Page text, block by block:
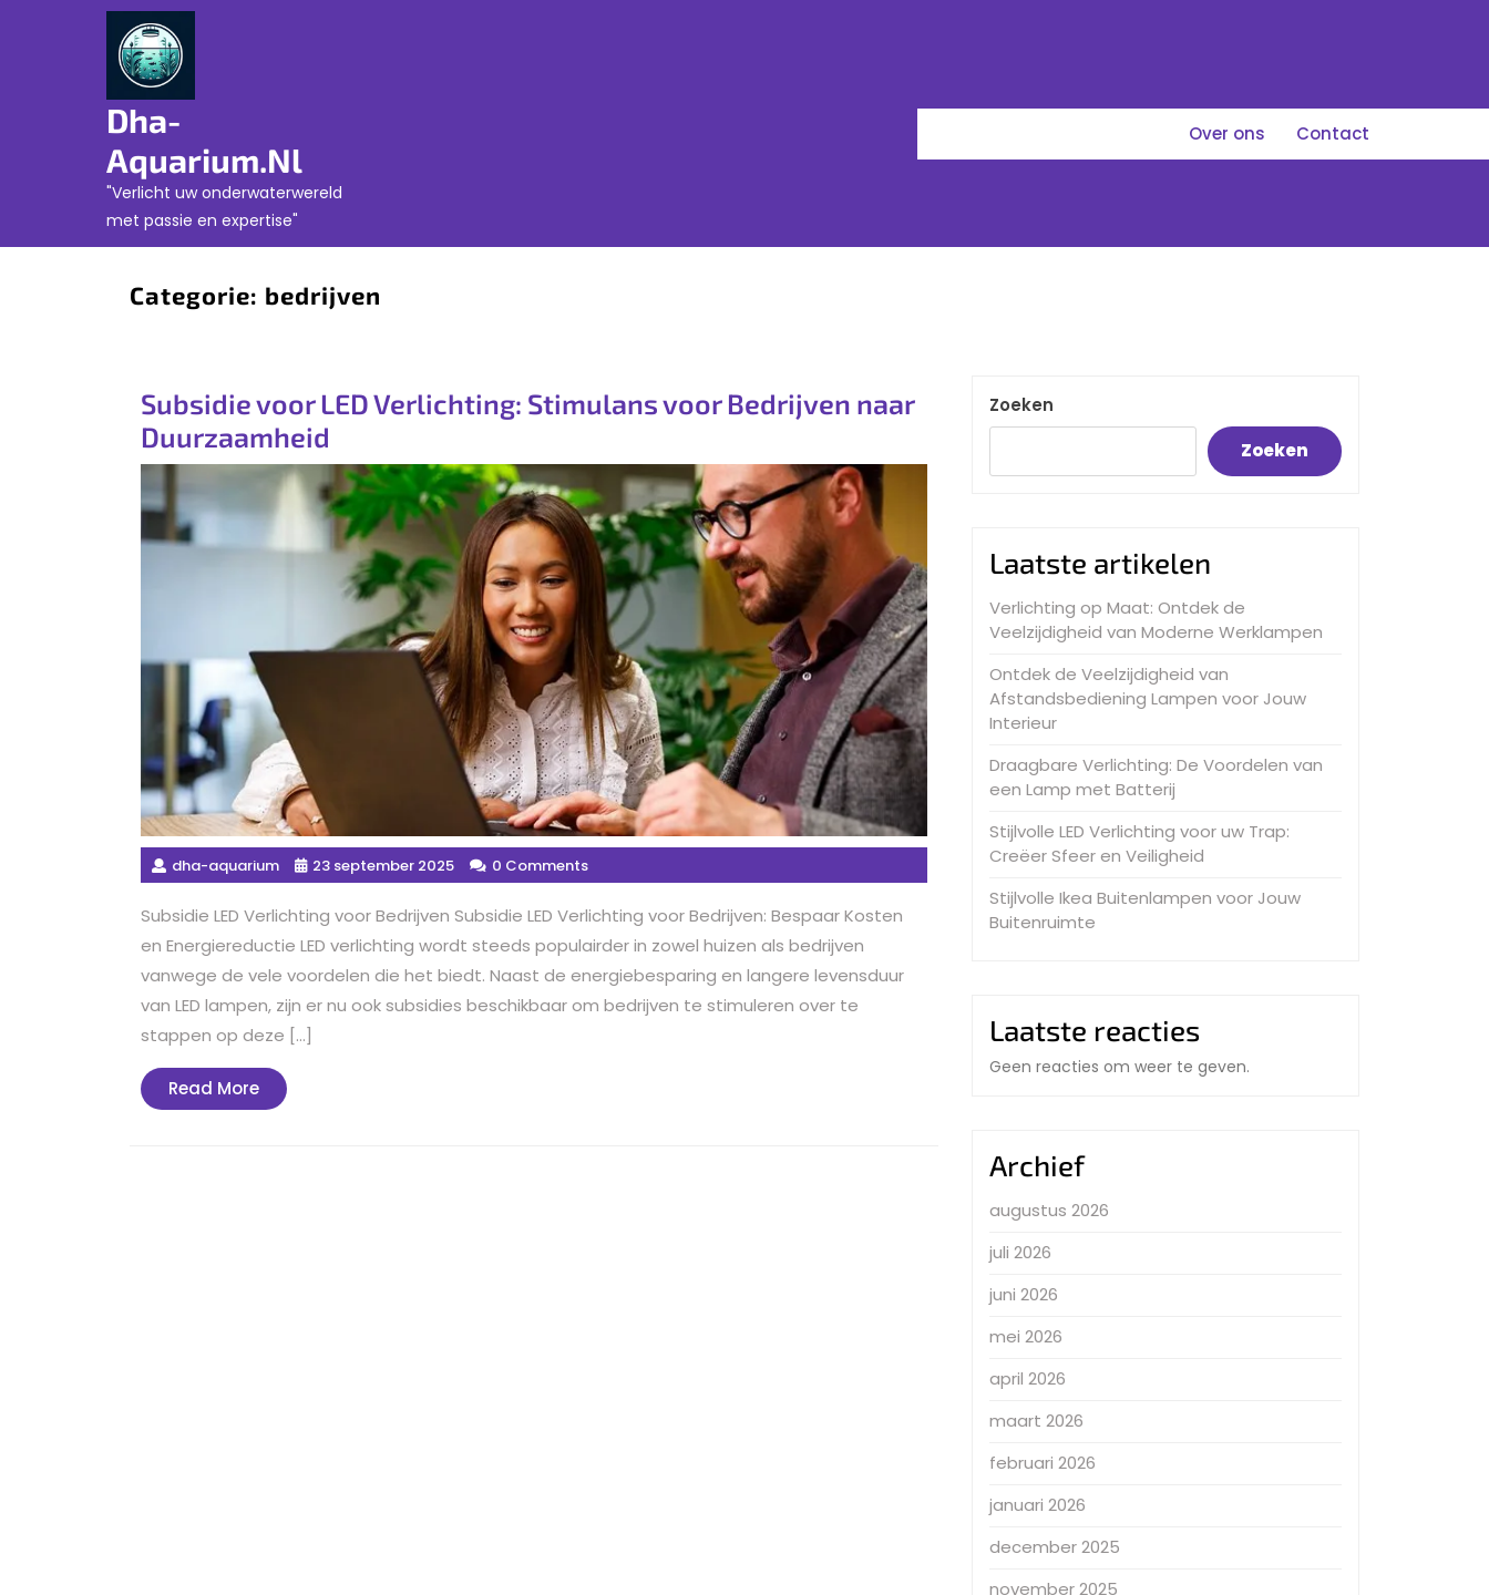
Dha-
Aquarium.nl
"Verlicht uw onderwaterwereld
met passie en expertise"
Over ons Contact
Categorie: bedrijven
Subsidie voor LED Verlichting: Stimulans voor Bedrijven naar
Duurzaamheid
dha-aquarium 23 september 2025 0 Comments
Subsidie LED Verlichting voor Bedrijven Subsidie LED Verlichting voor Bedrijven: Bespaar Kosten
en Energiereductie LED verlichting wordt steeds populairder in zowel huizen als bedrijven
vanwege de vele voordelen die het biedt. Naast de energiebesparing en langere levensduur
van LED lampen, zijn er nu ook subsidies beschikbaar om bedrijven te stimuleren over te
stappen op deze […]
Read MoreRead
More
Zoeken
Zoeken
Laatste artikelen
Verlichting op Maat: Ontdek de
Veelzijdigheid van Moderne Werklampen
Ontdek de Veelzijdigheid van
Afstandsbediening Lampen voor Jouw
Interieur
Draagbare Verlichting: De Voordelen van
een Lamp met Batterij
Stijlvolle LED Verlichting voor uw Trap:
Creëer Sfeer en Veiligheid
Stijlvolle Ikea Buitenlampen voor Jouw
Buitenruimte
Laatste reacties
Geen reacties om weer te geven.
Archief
augustus 2026
juli 2026
juni 2026
mei 2026
april 2026
maart 2026
februari 2026
januari 2026
december 2025
november 2025